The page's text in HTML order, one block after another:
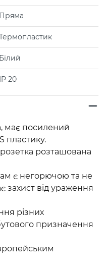
Пряма
Білий
IP 20
має посилений
пластику.
розташована
є негорючою та не
захист від ураження
різних
призначення